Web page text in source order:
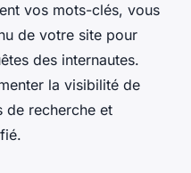
vos mots-clés, vous
de votre site pour
des internautes.
la visibilité de
de recherche et